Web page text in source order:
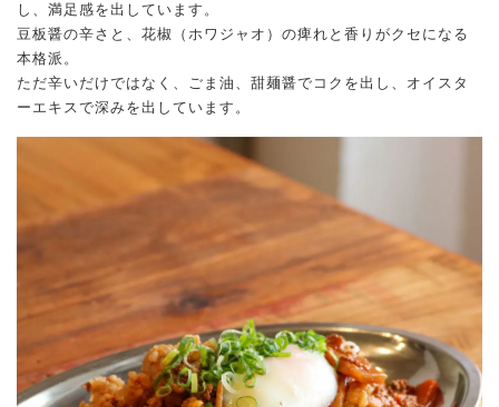
し、満足感を出しています。
豆板醤の辛さと、花椒（ホワジャオ）の痺れと香りがクセになる
本格派。
ただ辛いだけではなく、ごま油、甜麺醤でコクを出し、オイスタ
ーエキスで深みを出しています。